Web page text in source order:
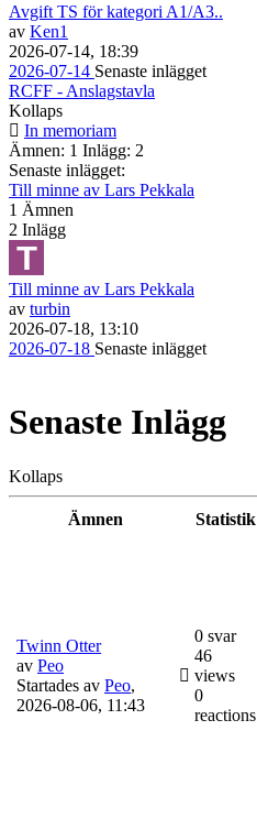
Avgift TS för kategori A1/A3..
av Ken1
2026-07-14, 18:39
2026-07-14 Senaste inlägget
RCFF - Anslagstavla
Kollaps
In memoriam
Ämnen: 1 Inlägg: 2
Senaste inlägget:
Till minne av Lars Pekkala
1 Ämnen
2 Inlägg
Till minne av Lars Pekkala
av turbin
2026-07-18, 13:10
2026-07-18 Senaste inlägget
Senaste Inlägg
Kollaps
Ämnen Statistik
Twinn Otter
av Peo
Startades av Peo,
2026-08-06, 11:43
0 svar
46
views
0
reactions